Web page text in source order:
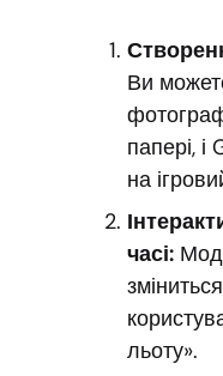
Ви
папері,
на
часі:
льоту».